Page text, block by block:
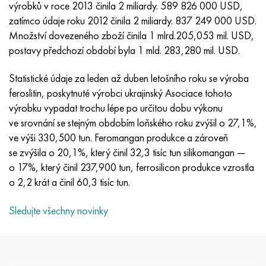
výrobků v roce 2013 činila 2 miliardy. 589 826 000 USD,
zatímco údaje roku 2012 činila 2 miliardy. 837 249 000 USD.
Množství dovezeného zboží činila 1 mlrd.205,053 mil. USD,
postavy předchozí období byla 1 mld. 283,280 mil. USD.
Statistické údaje za leden až duben letošního roku se výroba
feroslitin, poskytnuté výrobci ukrajinský Asociace tohoto
výrobku vypadat trochu lépe po určitou dobu výkonu
ve srovnání se stejným obdobím loňského roku zvýšil o 27,1%,
ve výši 330,500 tun. Feromangan produkce a zároveň
se zvýšila o 20,1%, který činil 32,3 tisíc tun silikomangan —
o 17%, který činil 237,900 tun, ferrosilicon produkce vzrostla
o 2,2 krát a činil 60,3 tisíc tun.
Sledujte všechny novinky
Inotherm
incotest
Kobalt 6B
maraging 250
René 41
Maraging 300
Maraging 350
47ND
47НХР
49K2F, 49K2FA-VI
Slitina 50N
Slitina 50NP
50 NHS
Slitina 52N
HN62VMYUT
HN62MVKYU
XN65VM
KhN65VMTYu
KhN67MVTYu
KhN68VKTYU
KhN68VMTYUK-vd
VT-35
PT-1M
PT-7M
2B
SPT-2 sv
AT3
3M
1.4466 - AISI 310MoLn
Slitina Al6xn
PH 13-8 Po - 1,4534
1,4542 - 17-4Ph®
Custom 455® - 1.4543 - uns s45500
1,4545 - 15-5Ph®
1,4548 - 17-4Ph®
10X17H13M3T
10X18N18Yu4D
12Х18Н9Т
13X11N2V2MF
15x11mf
15x12vnmf
15H12H2MVFAB
2,0872, CuNi10Fe1Mn, Cw352h
Silikonový hliníkový bronz
křemíkový bronz
C65500, CuAl11Fe3
C65620, CuSi3Fe2Zn3
C65100, CuSi 1,5
Cín-olověný bronz
Červená mosaz
C84400, CuSn2ZnPb
45G2, 45g2, AISI 1144
Legovaná konstrukční ocel
12X2H4A, 15NiCr13, 1,5752
AC14, 11SMnPb30
20G, 20mn5
20XH3A, AISI 4320, 20hn3a
20HM, 24CrMo5, 20hm
Р6М5, 1.3343, hs6-5-2, sw7m
Р6М5К5, 1,3243, hs6-5-2-5
Р9М4К8,1,3207
R12F3, 1,3318, sw12
P18, 1,3355, hs18-0-1, sw18
Uhlíková ocel
У10,1.1645, C105W1